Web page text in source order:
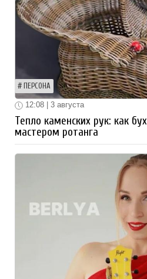
ПЕРСОНА
12:08 | 3 августа
Тепло каменских рук: как
мастером ротанга